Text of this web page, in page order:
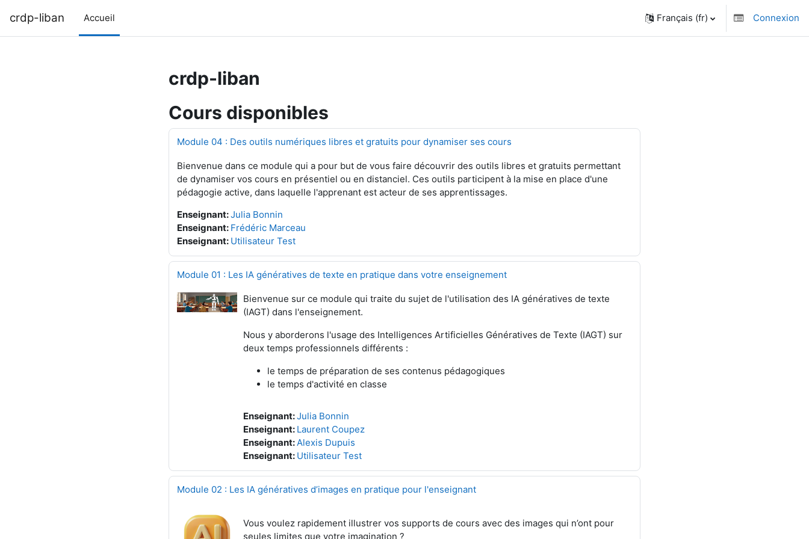
crdp-liban Accueil Français ‎(fr)‎ Connexion
crdp-liban
Cours disponibles
Module 04 : Des outils numériques libres et gratuits pour dynamiser ses cours
Bienvenue dans ce module qui a pour but de vous faire découvrir des outils libres et gratuits permettant
de dynamiser vos cours en présentiel ou en distanciel. Ces outils participent à la mise en place d'une
pédagogie active, dans laquelle l'apprenant est acteur de ses apprentissages.
Enseignant:Julia Bonnin
Enseignant: Frédéric Marceau
Enseignant: Utilisateur Test
Module 01 : Les IA génératives de texte en pratique dans votre enseignement
Bienvenue sur ce module qui traite du sujet de l'utilisation des IA génératives de texte
(IAGT) dans l'enseignement.
Nous y aborderons l'usage des Intelligences Artificielles Génératives de Texte (IAGT) sur
deux temps professionnels différents :
le temps de préparation de ses contenus pédagogiques
le temps d'activité en classe
Enseignant:Julia Bonnin
Enseignant: Laurent Coupez
Enseignant:Alexis Dupuis
Enseignant: Utilisateur Test
Module 02 : Les IA génératives d’images en pratique pour l'enseignant
Vous voulez rapidement illustrer vos supports de cours avec des images qui n’ont pour
seules limites que votre imagination ?